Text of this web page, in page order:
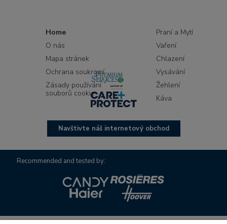
Home
O nás
Mapa stránek
Ochrana soukromí
Zásady používání
souborů cookie
Praní a Mytí
Vaření
Chlazení
Vysávání
Žehlení
Káva
Navštivte náš internetový obchod
Recommended and tested by: